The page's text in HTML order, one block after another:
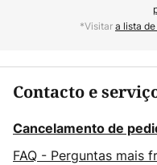
*Visitara lista
Contacto e
Cancelamento de
FAQ - Perguntas mais